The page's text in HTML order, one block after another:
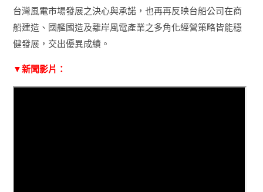
台灣風電市場發展之決心與承諾，也再再反映台船公司在商
船建造、國艦國造及離岸風電產業之多角化經營策略皆能穩
健發展，交出優異成績。
▼新聞影片：